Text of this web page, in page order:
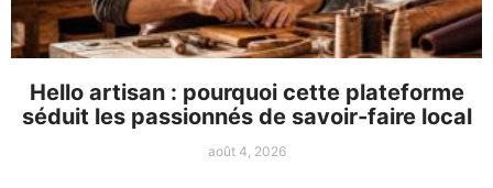
Hello artisan : pourquoi cette plateforme
séduit les passionnés de savoir-faire local
août 4, 2026